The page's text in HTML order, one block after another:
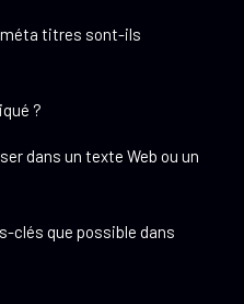
titres sont-ils
?
dans un texte Web ou un
clés que possible dans